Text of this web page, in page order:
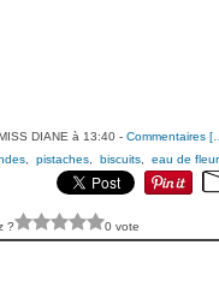
DIANE à 13:40 - Commentaires [
pistaches biscuits eau de
? 0 vote